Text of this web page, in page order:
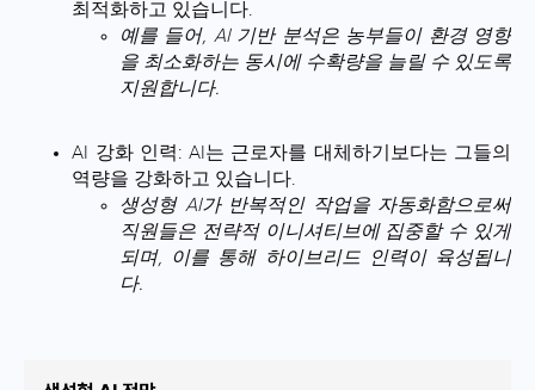
최적화하고 있습니다.
예를 들어, AI 기반 분석은 농부들이 환경 영향
을 최소화하는 동시에 수확량을 늘릴 수 있도록
지원합니다.
AI 강화 인력: AI는 근로자를 대체하기보다는 그들의
역량을 강화하고 있습니다.
생성형 AI가 반복적인 작업을 자동화함으로써
직원들은 전략적 이니셔티브에 집중할 수 있게
되며, 이를 통해 하이브리드 인력이 육성됩니
다.